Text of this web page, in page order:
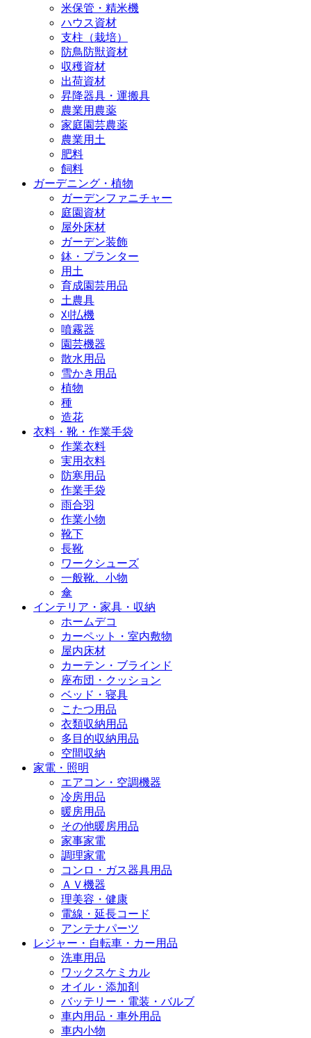
米保管・精米機
ハウス資材
支柱（栽培）
防鳥防獣資材
収穫資材
出荷資材
昇降器具・運搬具
農業用農薬
家庭園芸農薬
農業用土
肥料
飼料
ガーデニング・植物
ガーデンファニチャー
庭園資材
屋外床材
ガーデン装飾
鉢・プランター
用土
育成園芸用品
土農具
刈払機
噴霧器
園芸機器
散水用品
雪かき用品
植物
種
造花
衣料・靴・作業手袋
作業衣料
実用衣料
防寒用品
作業手袋
雨合羽
作業小物
靴下
長靴
ワークシューズ
一般靴、小物
傘
インテリア・家具・収納
ホームデコ
カーペット・室内敷物
屋内床材
カーテン・ブラインド
座布団・クッション
ベッド・寝具
こたつ用品
衣類収納用品
多目的収納用品
空間収納
家電・照明
エアコン・空調機器
冷房用品
暖房用品
その他暖房用品
家事家電
調理家電
コンロ・ガス器具用品
ＡＶ機器
理美容・健康
電線・延長コード
アンテナパーツ
レジャー・自転車・カー用品
洗車用品
ワックスケミカル
オイル・添加剤
バッテリー・電装・バルブ
車内用品・車外用品
車内小物